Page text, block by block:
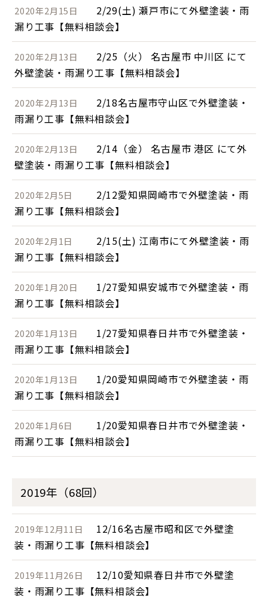
2020年2月15日
2/29(土) 瀬戸市にて外壁塗装・雨
漏り工事【無料相談会】
2020年2月13日
2/25（火） 名古屋市 中川区 にて
外壁塗装・雨漏り工事【無料相談会】
2020年2月13日
2/18名古屋市守山区で外壁塗装・
雨漏り工事【無料相談会】
2020年2月13日
2/14（金） 名古屋市 港区 にて外
壁塗装・雨漏り工事【無料相談会】
2020年2月5日
2/12愛知県岡崎市で外壁塗装・雨
漏り工事【無料相談会】
2020年2月1日
2/15(土) 江南市にて外壁塗装・雨
漏り工事【無料相談会】
2020年1月20日
1/27愛知県安城市で外壁塗装・雨
漏り工事【無料相談会】
2020年1月13日
1/27愛知県春日井市で外壁塗装・
雨漏り工事【無料相談会】
2020年1月13日
1/20愛知県岡崎市で外壁塗装・雨
漏り工事【無料相談会】
2020年1月6日
1/20愛知県春日井市で外壁塗装・
雨漏り工事【無料相談会】
2019年（68回）
2019年12月11日
12/16名古屋市昭和区で外壁塗
装・雨漏り工事【無料相談会】
2019年11月26日
12/10愛知県春日井市で外壁塗
装・雨漏り工事【無料相談会】